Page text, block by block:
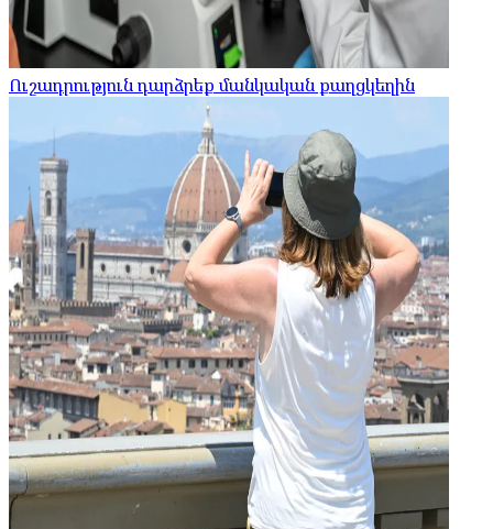
Ուշադրություն դարձրեք մանկական քաղցկեղին